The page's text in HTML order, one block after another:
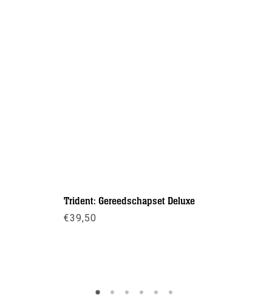
Trident: Gereedschapset Deluxe
€39,50